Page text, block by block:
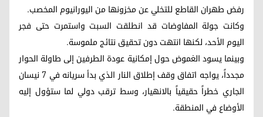
رفض طهران القاطع للتخلي عن مخزونها من اليورانيوم المخصب.
وكانت جولة المفاوضات قد انطلقت السبت واستمرت حتى فجر
اليوم الأحد، لكنها انتهت دون تحقيق نتائج ملموسة.
وبينما يسود الغموض حول إمكانية عودة الطرفين إلى طاولة الحوار
مجدداً، يواجه اتفاق وقف إطلاق النار الذي بدأ سريانه في 7 نيسان
الجاري خطراً حقيقياً بالانهيار، وسط ترقب دولي لما ستؤول إليه
الأوضاع في المنطقة.